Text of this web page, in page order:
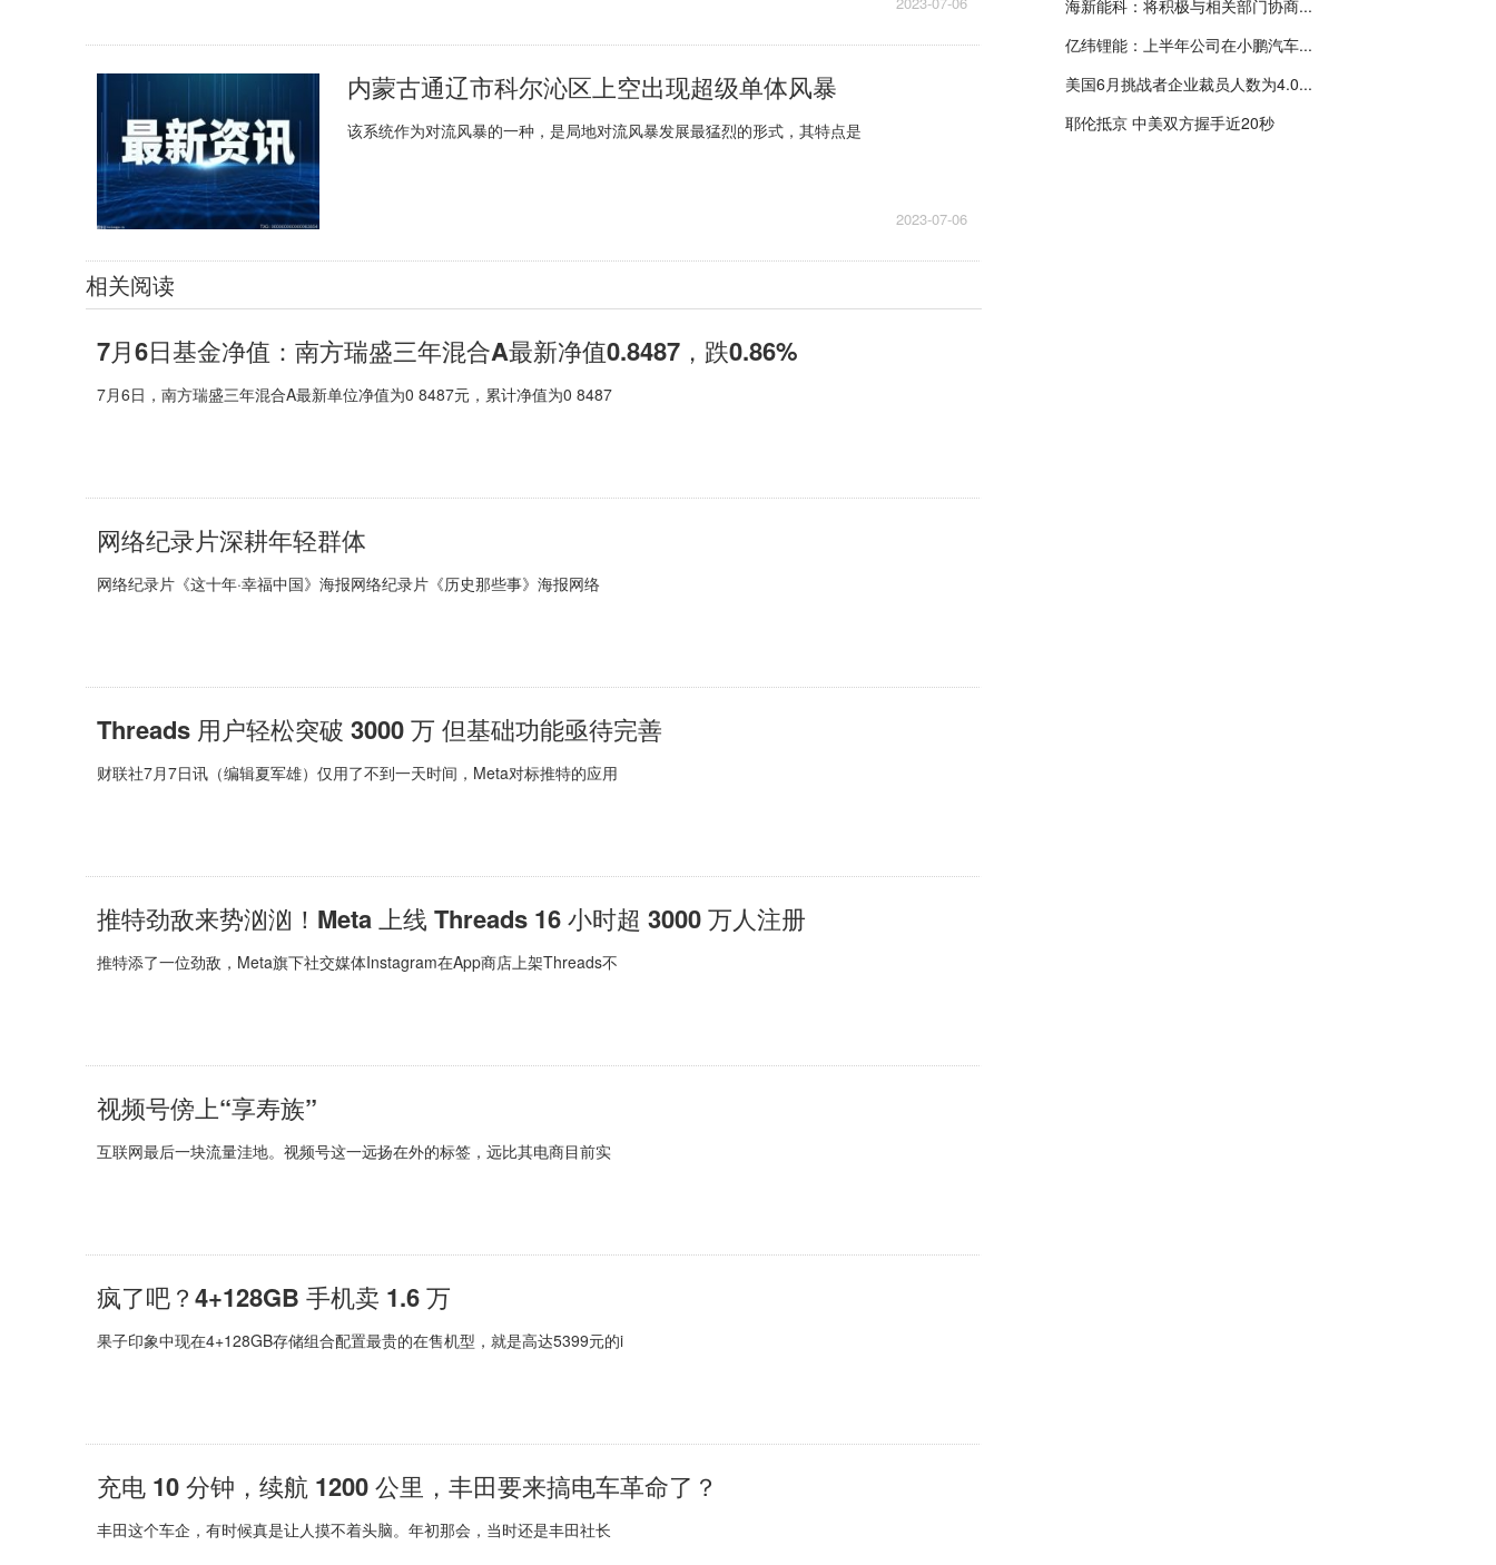
内蒙古通辽市科尔沁区上空出现超级单体风暴
该系统作为对流风暴的一种，是局地对流风暴发展最猛烈的形式，其特点是
2023-07-06
相关阅读
7月6日基金净值：南方瑞盛三年混合A最新净值0.8487，跌0.86%
7月6日，南方瑞盛三年混合A最新单位净值为0 8487元，累计净值为0 8487
网络纪录片深耕年轻群体
网络纪录片《这十年·幸福中国》海报网络纪录片《历史那些事》海报网络
Threads 用户轻松突破 3000 万 但基础功能亟待完善
财联社7月7日讯（编辑夏军雄）仅用了不到一天时间，Meta对标推特的应用
推特劲敌来势汹汹！Meta 上线 Threads 16 小时超 3000 万人注册
推特添了一位劲敌，Meta旗下社交媒体Instagram在App商店上架Threads不
视频号傍上“享寿族”
互联网最后一块流量洼地。视频号这一远扬在外的标签，远比其电商目前实
疯了吧？4+128GB 手机卖 1.6 万
果子印象中现在4+128GB存储组合配置最贵的在售机型，就是高达5399元的i
充电 10 分钟，续航 1200 公里，丰田要来搞电车革命了？
丰田这个车企，有时候真是让人摸不着头脑。年初那会，当时还是丰田社长
海新能科：将积极与相关部门协商...
亿纬锂能：上半年公司在小鹏汽车...
美国6月挑战者企业裁员人数为4.0...
耶伦抵京 中美双方握手近20秒